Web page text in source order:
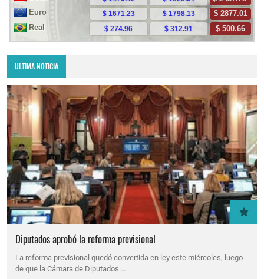
ULTIMA NOTICIA
Diputados aprobó la reforma previsional
La reforma previsional quedó convertida en ley este miércoles, luego
de que la Cámara de Diputados …